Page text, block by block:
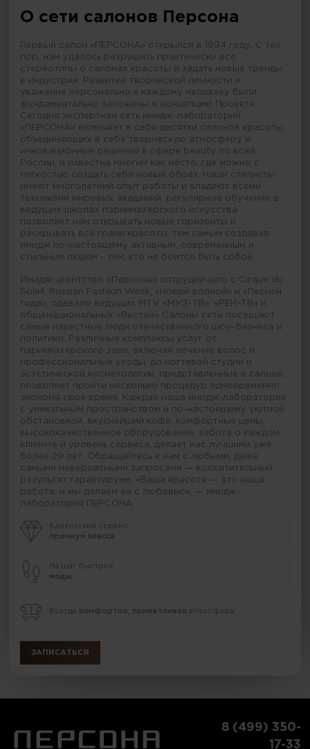
О сети салонов Персона
Первый салон «ПЕРСОНА» открылся в 1994 году. С тех
пор, нам удалось разрушить практически все
стереотипы о салонах красоты и задать новые тренды
в индустрии. Развитие творческой личности и
уважение персонально к каждому человеку были
фундаментально заложены в концепцию Проекта.
Сегодня экспертная сеть имидж-лабораторий
«ПЕРСОНА» включает в себя десятки салонов красоты,
объединяющих в себе творческую атмосферу и
инновационные решения в сфере beauty по всей
России, и известна многим как место, где можно с
легкостью создать себе новый образ. Наши стилисты
имеют многолетний опыт работы и владеют всеми
техниками мировых академий, регулярное обучение в
ведущих школах парикмахерского искусства
позволяет нам открывать новые горизонты и
раскрывать все грани красоты, тем самым создавая
имидж по-настоящему активным, современным и
стильным людям - тем, кто не боится быть собой.
Имидж-агентство «Персона» сотрудничало с Cirque du
Soleil, Russian Fashion Week, «Новой волной» и «Песней
года», одевало ведущих MTV, «МУЗ-ТВ», «РЕН-ТВ» и
общенациональных «Вестей» Салоны сети посещают
самые известные люди отечественного шоу-бизнеса и
политики. Различные комплексы услуг от
парикмахерского зала, включая лечение волос и
профессиональные уходы, до ногтевой студии и
эстетической косметологии, представленные в салоне,
позволяет пройти несколько процедур одновременно,
экономя свое время. Каждая наша имидж-лаборатория
с уникальным пространством и по-настоящему уютной
обстановкой, вкуснейший кофе, комфортные цены,
высококачественное оборудование, забота о каждом
клиенте и уровень сервиса, делает нас лучшими уже
более 29 лет. Обращайтесь к нам с любыми, даже
самыми невероятными запросами — восхитительный
результат гарантируем. «Ваша красота — это наша
работа, и мы делаем ее с любовью», — имидж-
лаборатория ПЕРСОНА.
Клиентский сервис
премиум класса
На шаг быстрее
моды
Всегда комфортно, приветливая атмосфера
ЗАПИСАТЬСЯ
8 (499) 350-
17-33